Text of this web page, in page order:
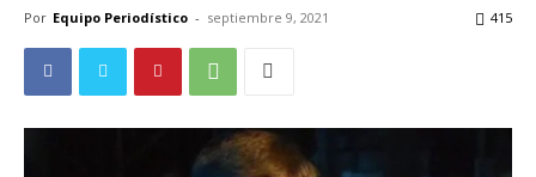
Por Equipo Periodístico - septiembre 9, 2021 415